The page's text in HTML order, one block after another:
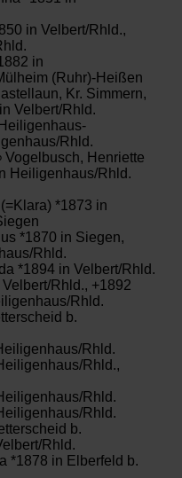
in Velbert/Rhld.,
in
(Ruhr)-Heißen
Kr. Simmern,
Velbert/Rhld.
Rhld.
Vogelbusch, Henriette
Heiligenhaus/Rhld.
*1873 in
*1870 in Siegen,
Rhld.
*1894 in Velbert/Rhld.
Rhld., +1892
Rhld.
b.
Rhld.
Rhld.,
Rhld.
Rhld.
b.
Rhld.
*1878 in Elberfeld b.